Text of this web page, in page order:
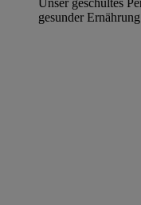
Unser geschultes
gesunder